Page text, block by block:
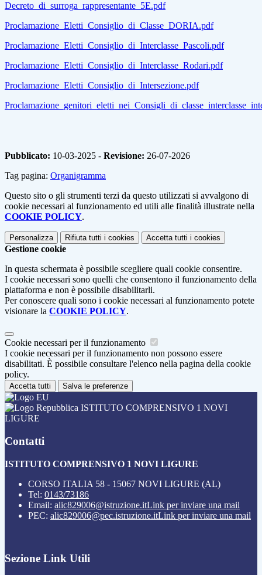
Decreto_di_surroga_rappresentante_5E.pdf
Proclamazione_Eletti_Consiglio_di_Classe_DORIA.pdf
Proclamazione_Eletti_Consiglio_di_Interclasse_Pascoli.pdf
Proclamazione_Eletti_Consiglio_di_Interclasse_Rodari.pdf
Proclamazione_Eletti_Consiglio_di_Intersezione.pdf
Pubblicato: 10-03-2025 - Revisione: 26-07-2026
Tag pagina: Organigramma
Questo sito o gli strumenti terzi da questo utilizzati si avvalgono di
cookie necessari al funzionamento ed utili alle finalità illustrate nella
COOKIE POLICY.
Personalizza Rifiuta tutti i cookies Accetta tutti i cookies
Gestione cookie
In questa schermata è possibile scegliere quali cookie consentire.
I cookie necessari sono quelli che consentono il funzionamento della
piattaforma e non è possibile disabilitarli.
Per conoscere quali sono i cookie necessari al funzionamento potete
visionare la COOKIE POLICY.
Cookie necessari per il funzionamento
I cookie necessari per il funzionamento non possono essere
disabilitati. È possibile consultare l'elenco nella pagina della cookie
policy.
Accetta tutti Salva le preferenze
ISTITUTO COMPRENSIVO 1 NOVI
LIGURE
Contatti
ISTITUTO COMPRENSIVO 1 NOVI LIGURE
CORSO ITALIA 58 - 15067 NOVI LIGURE (AL)
Tel: 0143/73186
Email: alic829006@istruzione.itLink per inviare una mail
PEC: alic829006@pec.istruzione.itLink per inviare una mail
Sezione Link Utili